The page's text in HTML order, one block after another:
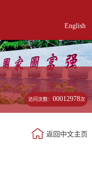
English
访问次数：00012978次
返回中文主页